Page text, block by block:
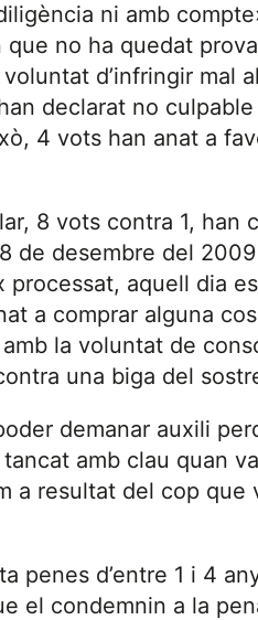
ni amb
no ha quedat
d’infringir mal
declarat no culpable
4 vots han anat a
8 vots contra 1, han
de desembre del
aquell dia
a comprar alguna
la voluntat de
una biga del
demanar auxili
amb clau quan
a resultat del cop que
penes d’entre 1 i 4
el condemnin a la